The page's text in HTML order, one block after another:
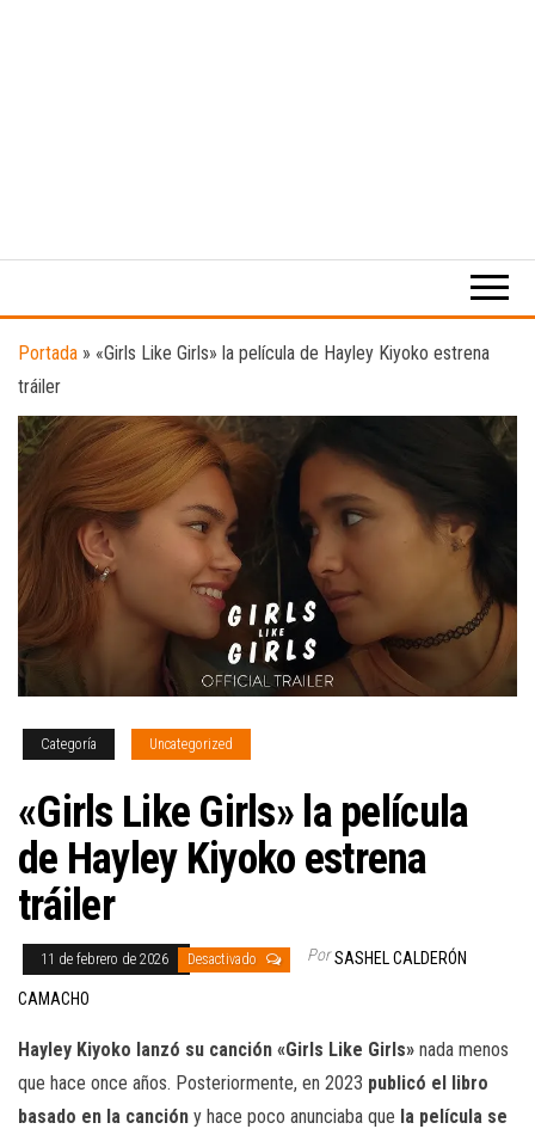
digital
el
música.
Portada » «Girls Like Girls» la película de Hayley Kiyoko estrena
tráiler
Categoría Uncategorized
«Girls Like Girls» la película
de Hayley Kiyoko estrena
tráiler
11 de febrero de 2026 Desactivado Por SASHEL CALDERÓN
CAMACHO
Hayley Kiyoko lanzó su canción «Girls Like Girls» nada menos
que hace once años. Posteriormente, en 2023 publicó el libro
basado en la canción y hace poco anunciaba que la película se